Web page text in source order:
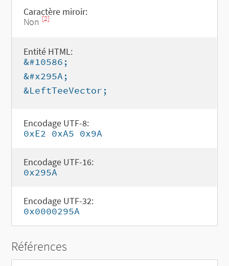
Caractère miroir:
Non [2]
Entité HTML:
&#10586;
&#x295A;
&LeftTeeVector;
Encodage UTF-8:
0xE2 0xA5 0x9A
Encodage UTF-16:
0x295A
Encodage UTF-32:
0x0000295A
Références